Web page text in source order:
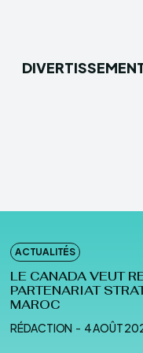
ACTUALITÉS
LE CANADA VEUT
PARTENARIAT
MAROC
RÉDACTION - 4 AOÛT